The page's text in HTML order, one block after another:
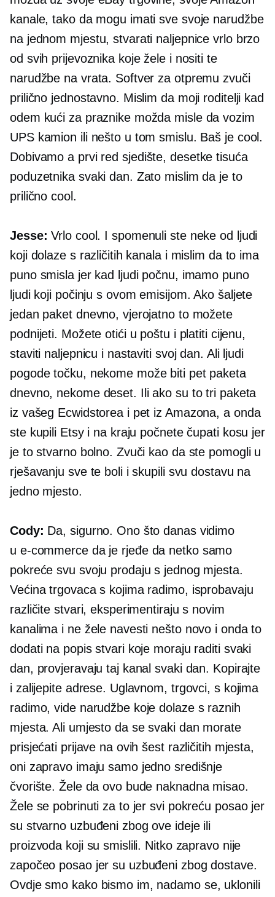
kanale, tako da mogu imati sve svoje narudžbe
na jednom mjestu, stvarati naljepnice vrlo brzo
od svih prijevoznika koje žele i nositi te
narudžbe na vrata. Softver za otpremu zvuči
prilično jednostavno. Mislim da moji roditelji kad
odem kući za praznike možda misle da vozim
UPS kamion ili nešto u tom smislu. Baš je cool.
Dobivamo a prvi red sjedište, desetke tisuća
poduzetnika svaki dan. Zato mislim da je to
prilično cool.
Jesse: Vrlo cool. I spomenuli ste neke od ljudi
koji dolaze s različitih kanala i mislim da to ima
puno smisla jer kad ljudi počnu, imamo puno
ljudi koji počinju s ovom emisijom. Ako šaljete
jedan paket dnevno, vjerojatno to možete
podnijeti. Možete otići u poštu i platiti cijenu,
staviti naljepnicu i nastaviti svoj dan. Ali ljudi
pogode točku, nekome može biti pet paketa
dnevno, nekome deset. Ili ako su to tri paketa
iz vašeg Ecwidstorea i pet iz Amazona, a onda
ste kupili Etsy i na kraju počnete čupati kosu jer
je to stvarno bolno. Zvuči kao da ste pomogli u
rješavanju sve te boli i skupili svu dostavu na
jedno mjesto.
Cody: Da, sigurno. Ono što danas vidimo
u e-commerceda je rjeđe da netko samo
pokreće svu svoju prodaju s jednog mjesta.
Većina trgovaca s kojima radimo, isprobavaju
različite stvari, eksperimentiraju s novim
kanalima i ne žele navesti nešto novo i onda to
dodati na popis stvari koje moraju raditi svaki
dan, provjeravaju taj kanal svaki dan. Kopirajte
i zalijepite adrese. Uglavnom, trgovci, s kojima
radimo, vide narudžbe koje dolaze s raznih
mjesta. Ali umjesto da se svaki dan morate
prisjećati prijave na ovih šest različitih mjesta,
oni zapravo imaju samo jedno središnje
čvorište. Žele da ovo bude naknadna misao.
Žele se pobrinuti za to jer svi pokreću posao jer
su stvarno uzbuđeni zbog ove ideje ili
proizvoda koji su smislili. Nitko zapravo nije
započeo posao jer su uzbuđeni zbog dostave.
Ovdje smo kako bismo im, nadamo se, uklonili